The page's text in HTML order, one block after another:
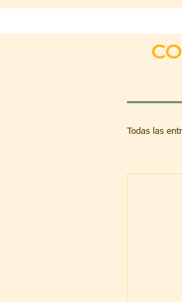
Todas las